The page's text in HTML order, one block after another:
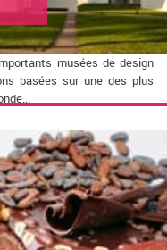
musées de design
basées sur une des plus